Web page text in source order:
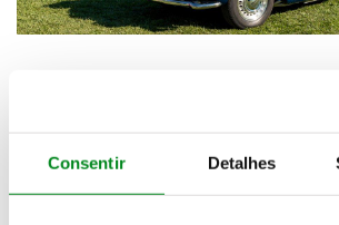
Consentir Detalhes
American Dreams-Ford Mustang
1966